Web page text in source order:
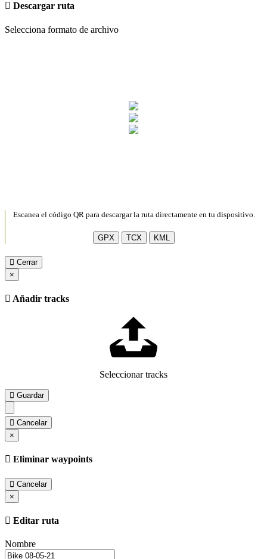
Descargar ruta
Selecciona formato de archivo
Escanea el código QR para descargar la ruta directamente en tu dispositivo.
GPX TCX KML
Cerrar
×
Añadir tracks
Seleccionar tracks
Guardar
Cancelar
×
Eliminar waypoints
Cancelar
×
Editar ruta
Nombre